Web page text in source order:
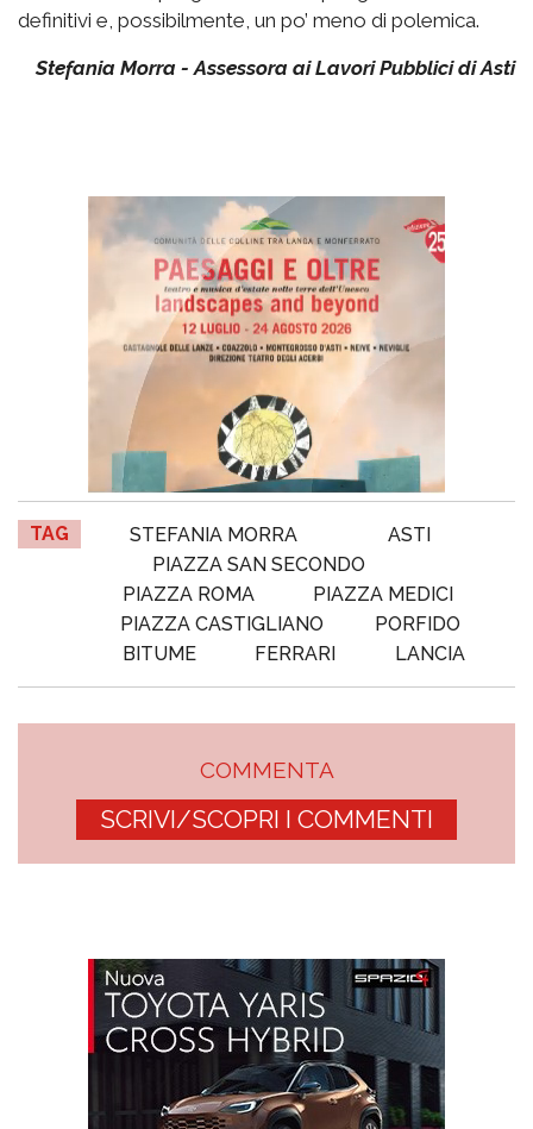
definitivi e, possibilmente, un po’ meno di polemica.
Stefania Morra - Assessora ai Lavori Pubblici di Asti
TAG STEFANIA MORRA
ASTI
PIAZZA SAN SECONDO
PIAZZA ROMA
PIAZZA MEDICI
PIAZZA CASTIGLIANO
PORFIDO
BITUME
FERRARI LANCIA
COMMENTA
SCRIVI/SCOPRI I COMMENTI